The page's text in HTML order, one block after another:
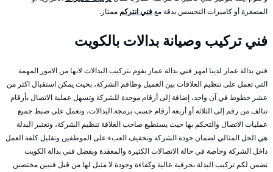
المصغرة أو كاميرات التجسس بدقة معفني انتركمممتاز.
فني تركيب وصيانة بدالات بالكويت
فني بدالة عمار لدينا امهر فني بدالة عمار يقوم بتركيب البدالات لانها من الامور المهمة
التي تعمل على تنظيم العلاقات بين العميل وطاقم الشركة، بحيث يمكن استقبال اكثر من
عشر خطوط في آن واحد، إضافة إلى أرقام موحدة للشركة وتسهل عملية الاتصال بأرقام
تتالف من رقم إلى الثلاثة أو أربعة أرقام حسب برمجة البدالات، وتعمل على ضبط جميع
عمليات الاتصال والتحكم بها حيث يستطيع صاحب العلاقة تنظيم الشركة، وتعتبر البدلة
هي الحل المثالي لضمان جودة الشركة وتخفيف العبء على الموظفين وتقليل كلفة العمل
داخل الشركة وخاصة في حالة الاتصالات الكثيرة والمعقدة وبفضل فني بدالة الكويت
نضمن لكم تركيب البدلة بحرفية عالية وكفاءة وجودة لا مثيل لها من قبل فنيين مختصين